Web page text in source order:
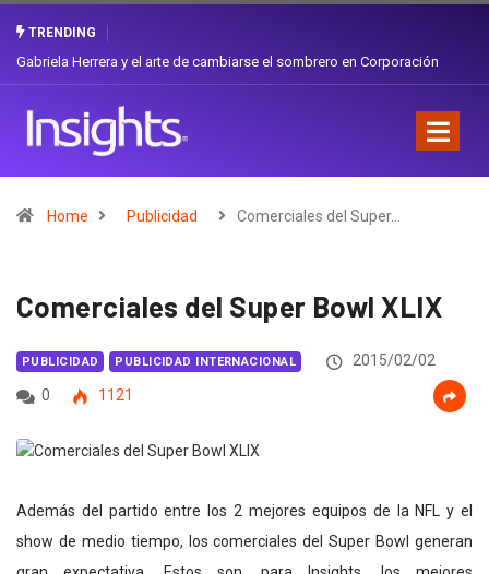
TRENDING
Gabriela Herrera y el arte de cambiarse el sombrero en Corporación
Home Publicidad Comerciales del Super…
Comerciales del Super Bowl XLIX
PUBLICIDAD PUBLICIDAD INTERNACIONAL
2015/02/02
0
1121
Además del partido entre los 2 mejores equipos de la NFL y el
show de medio tiempo, los comerciales del Super Bowlgeneran